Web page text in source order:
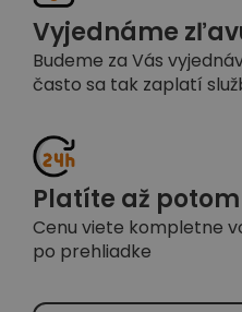
Vyjednáme
Budeme za Vás
často sa tak zaplatí
Platíte až potom
Cenu viete kompletne
po prehliadke